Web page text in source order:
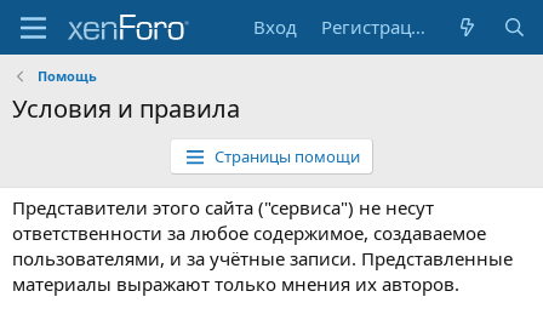
Вход Регистрация
Помощь
Условия и правила
Страницы помощи
Представители этого сайта ("сервиса") не несут
ответственности за любое содержимое, создаваемое
пользователями, и за учётные записи. Представленные
материалы выражают только мнения их авторов.